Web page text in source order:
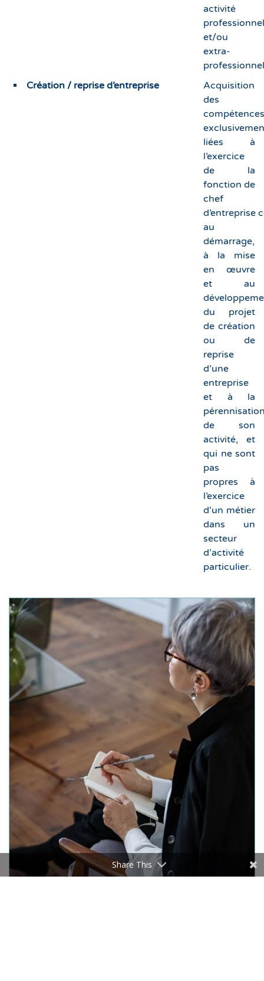
activité
et/ou
extra-
Création / reprise d’entreprise
Acquisition
des
compétences
liées à
l’exercice
de la
fonction de
chef
d’entreprise
au
démarrage,
à la mise
en œuvre
et au
du projet
de création
ou de
reprise
d’une
entreprise
et à la
de son
activité, et
qui ne sont
pas
propres à
l’exercice
d’un métier
dans un
secteur
d’activité
particulier.
Déroulement
Le bilan de compétences varie selon le besoin de
la personne
Sa
durée maximum est de 24 heures
réparties
généralement sur plusieurs semaines, à raison
d’un rendez-vous hebdomadaire d’une à deux
heures. Cette durée est complétée par un temps
de travail personnel permettant d’élaborer ses
réflexions et ses recherches personnelles liées à
son projet.
Le bilan comprend obligatoirement différentes
phases sous la conduite du prestataire :
La phase préliminaire pour adapter au mieux
votre bilan de compétences à votre demande
et vos besoins
La phase d’investigation, pour déterminer
Share This